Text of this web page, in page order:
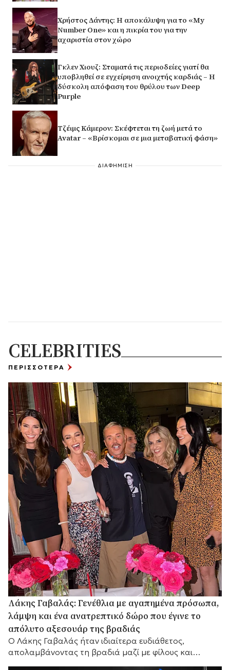
Χρήστος Δάντης: Η αποκάλυψη για το «My
Number One» και η πικρία του για την
αχαριστία στον χώρο
Γκλεν Χιουζ: Σταματά τις περιοδείες γιατί θα
υποβληθεί σε εγχείρηση ανοιχτής καρδιάς – Η
δύσκολη απόφαση του θρύλου των Deep
Purple
Τζέιμς Κάμερον: Σκέφτεται τη ζωή μετά το
Avatar – «Βρίσκομαι σε μια μεταβατική φάση»
ΔΙΑΦΗΜΙΣΗ
CELEBRITIES
ΠΕΡΙΣΣΟΤΕΡΑ
Λάκης Γαβαλάς: Γενέθλια με αγαπημένα πρόσωπα,
λάμψη και ένα ανατρεπτικό δώρο που έγινε το
απόλυτο αξεσουάρ της βραδιάς
Ο Λάκης Γαβαλάς ήταν ιδιαίτερα ευδιάθετος,
απολαμβάνοντας τη βραδιά μαζί με φίλους και